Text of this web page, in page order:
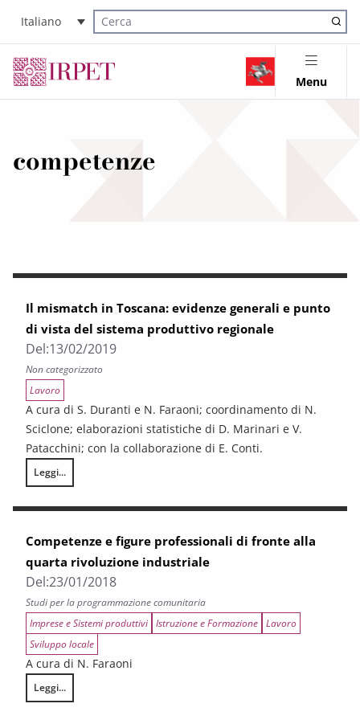
Italiano
Cerca nel sito
Menu
competenze
Il mismatch in Toscana: evidenze generali e punto
di vista del sistema produttivo regionale
Del:13/02/2019
Non categorizzato
Lavoro
A cura di S. Duranti e N. Faraoni; coordinamento di N.
Sciclone; elaborazioni statistiche di D. Marinari e V.
Patacchini; con la collaborazione di E. Conti.
Leggi...
Il mismatch in Toscana: evidenze generali e punto di vista del
Competenze e figure professionali di fronte alla
quarta rivoluzione industriale
Del:23/01/2018
Studi per la programmazione comunitaria
Imprese e Sistemi produttivi Istruzione e Formazione Lavoro
Sviluppo locale
A cura di N. Faraoni
Leggi...
Competenze e figure professionali di fronte alla quarta rivoluzione